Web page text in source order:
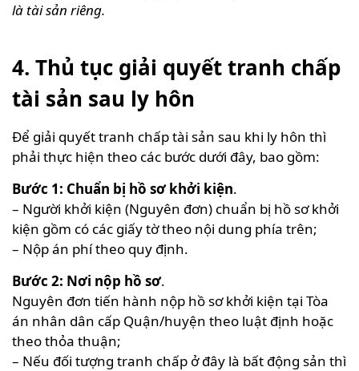
là tài sản riêng.
4. Thủ tục giải quyết tranh chấp
tài sản sau ly hôn
Để giải quyết tranh chấp tài sản sau khi ly hôn thì
phải thực hiện theo các bước dưới đây, bao gồm:
Bước 1: Chuẩn bị hồ sơ khởi kiện.
– Người khởi kiện (Nguyên đơn) chuẩn bị hồ sơ khởi
kiện gồm có các giấy tờ theo nội dung phía trên;
– Nộp án phí theo quy định.
Bước 2: Nơi nộp hồ sơ.
Nguyên đơn tiến hành nộp hồ sơ khởi kiện tại Tòa
án nhân dân cấp Quận/huyện theo luật định hoặc
theo thỏa thuận;
– Nếu đối tượng tranh chấp ở đây là bất động sản thì